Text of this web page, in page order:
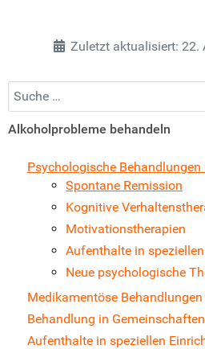
Zuletzt aktualisiert: 22.
Suchen...
Alkoholprobleme behandeln
Psychologische Behandlungen
Spontane Remission
Kognitive
Motivationstherapien
Aufenthalte in
Neue psychologische
Medikamentöse
Behandlung in Gemeinschaften
Aufenthalte in speziellen